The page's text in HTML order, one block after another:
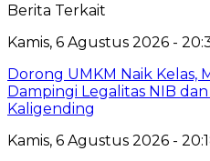
Berita Terkait
Kamis, 6 Agustus 2026 -
Dorong UMKM Naik Kelas,
Dampingi Legalitas NIB
Kaligending
Kamis, 6 Agustus 2026 -